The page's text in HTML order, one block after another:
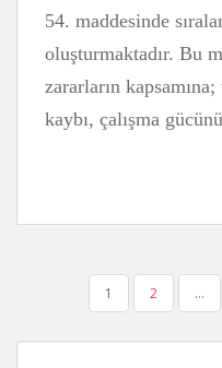
54. maddesinde
oluşturmaktadır. Bu
zararların
kaybı, çalışma
GEZINMESI
1 2 …